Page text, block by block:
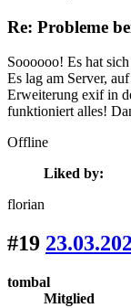
Re: Probleme
Soooooo! Es hat
Es lag am Server,
Erweiterung exif in
funktioniert alles!
Offline
Liked by:
florian
#19
tombal
Mitglied